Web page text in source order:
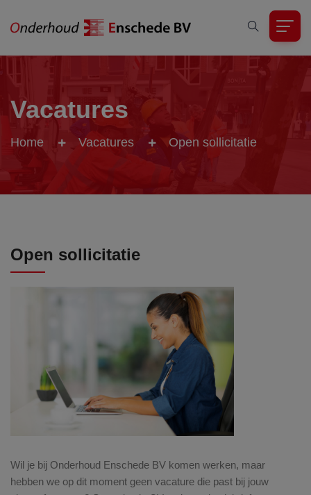
Vacatures
Home Vacatures Open sollicitatie
Open sollicitatie
Wil je bij Onderhoud Enschede BV komen werken, maar
hebben we op dit moment geen vacature die past bij jouw